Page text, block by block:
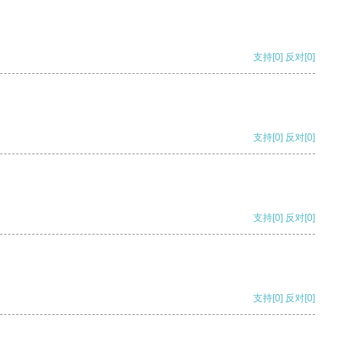
支持[0] 反对[0]
支持[0] 反对[0]
支持[0] 反对[0]
支持[0] 反对[0]